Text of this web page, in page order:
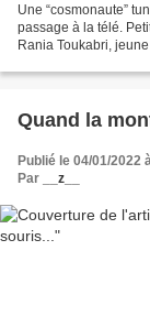
Une “cosmonaute”
passage à la télé.
Rania Toukabri,
Quand la
Publié le 04/01/2022
Par
__z__